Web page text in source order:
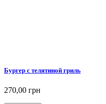
Бургер с телятиной гриль
270,00 грн